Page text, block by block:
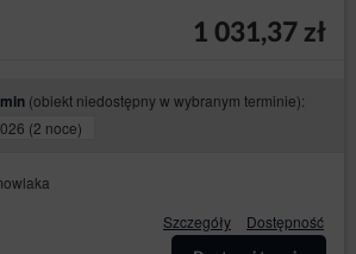
szczególną sytuacją, w tym wobec profilowania.
Wówczas Administrator danych dokonuje oceny
praw i wolności osób, których dane
lub podstaw do ustalenia, dochodzenia
od interesów administratora,
zaprzestać przetwarzania danych w tych celach;
1 031,37 zł
(obiekt niedostępny w wybranym terminie):
(2 noce)
Szczegóły Dostępność